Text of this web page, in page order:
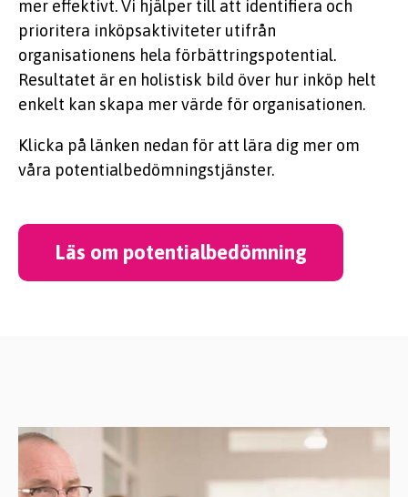
mer effektivt. Vi hjälper till att identifiera och
prioritera inköpsaktiviteter utifrån
organisationens hela förbättringspotential.
Resultatet är en holistisk bild över hur inköp helt
enkelt kan skapa mer värde för organisationen.
Klicka på länken nedan för att lära dig mer om
våra potentialbedömningstjänster.
Läs om potentialbedömning